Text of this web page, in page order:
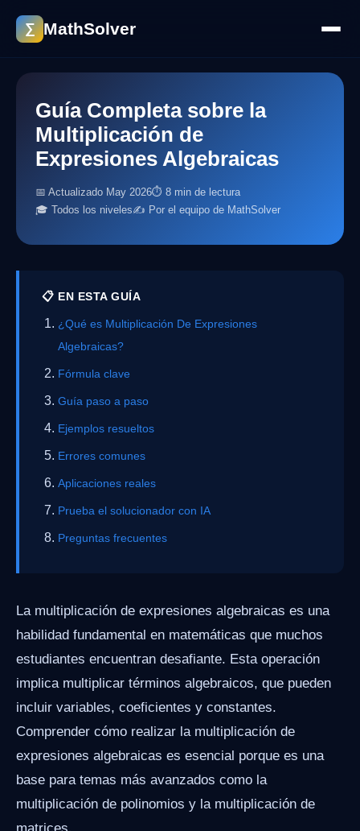
∑ MathSolver
Guía Completa sobre la
Multiplicación de
Expresiones Algebraicas
📅 Actualizado May 2026⏱ 8 min de lectura
🎓 Todos los niveles✍️ Por el equipo de MathSolver
📋 EN ESTA GUÍA
¿Qué es Multiplicación De Expresiones
Algebraicas?
Fórmula clave
Guía paso a paso
Ejemplos resueltos
Errores comunes
Aplicaciones reales
Prueba el solucionador con IA
Preguntas frecuentes
La multiplicación de expresiones algebraicas es una
habilidad fundamental en matemáticas que muchos
estudiantes encuentran desafiante. Esta operación
implica multiplicar términos algebraicos, que pueden
incluir variables, coeficientes y constantes.
Comprender cómo realizar la multiplicación de
expresiones algebraicas es esencial porque es una
base para temas más avanzados como la
multiplicación de polinomios y la multiplicación de